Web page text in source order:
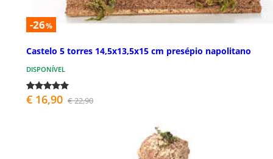
-26%
Castelo 5 torres 14,5x13,5x15 cm presépio napolitano
DISPONÍVEL
€ 16,90 € 22,90